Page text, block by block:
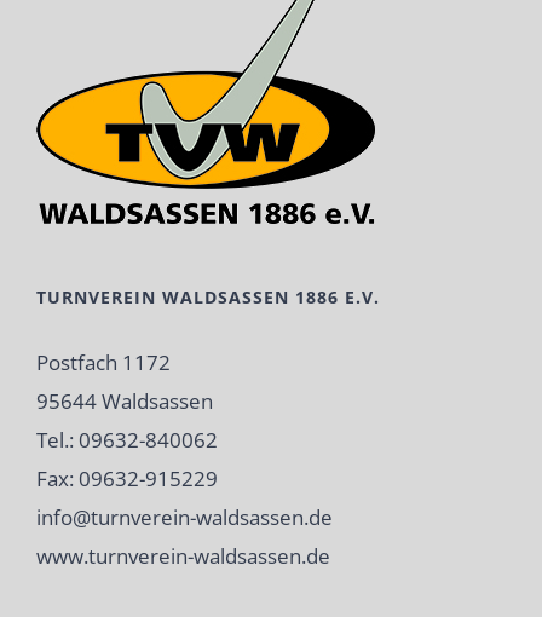
TURNVEREIN WALDSASSEN 1886 E.V.
Postfach 1172
95644 Waldsassen
Tel.: 09632-840062
Fax: 09632-915229
info@turnverein-waldsassen.de
www.turnverein-waldsassen.de